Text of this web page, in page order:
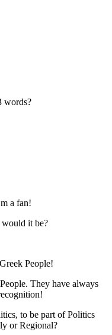
words?
a fan!
it be?
People!
They have always
to be part of Politics
or Regional?